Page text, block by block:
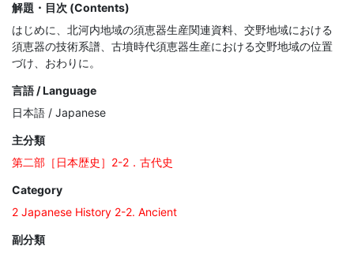
解題・目次 (Contents)
はじめに、北河内地域の須恵器生産関連資料、交野地域における
須恵器の技術系譜、古墳時代須恵器生産における交野地域の位置
づけ、おわりに。
言語 / Language
日本語 / Japanese
主分類
第二部［日本歴史］2-2．古代史
Category
2 Japanese History 2-2. Ancient
副分類